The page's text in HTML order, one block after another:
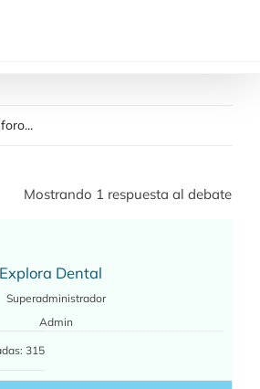
Mostrando 1 respuesta al debate
Explora Dental
Superadministrador
Admin
315